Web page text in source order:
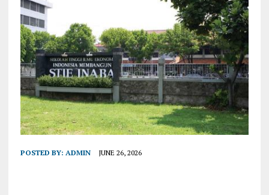
POSTED BY: ADMIN JUNE 26, 2026